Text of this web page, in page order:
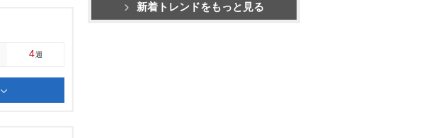
4週
新着トレンドをもっと見る